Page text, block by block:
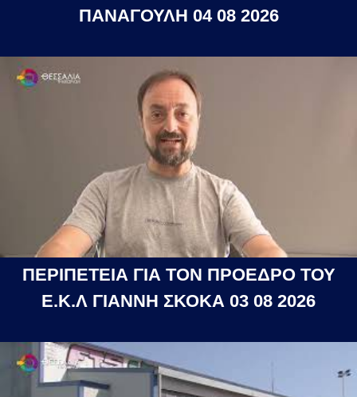
ΠΑΝΑΓΟΥΛΗ 04 08 2026
ΠΕΡΙΠΕΤΕΙΑ ΓΙΑ ΤΟΝ ΠΡΟΕΔΡΟ ΤΟΥ
Ε.Κ.Λ ΓΙΑΝΝΗ ΣΚΟΚΑ 03 08 2026